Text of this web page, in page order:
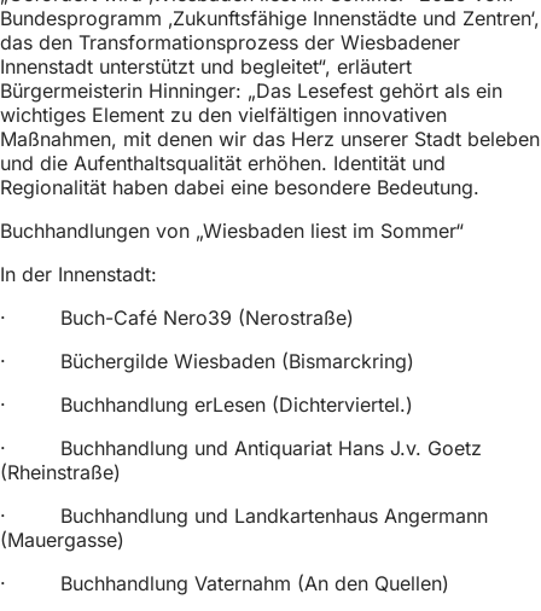
Bundesprogramm ‚Zukunftsfähige Innenstädte und Zentren‘,
das den Transformationsprozess der Wiesbadener
Innenstadt unterstützt und begleitet“, erläutert
Bürgermeisterin Hinninger: „Das Lesefest gehört als ein
wichtiges Element zu den vielfältigen innovativen
Maßnahmen, mit denen wir das Herz unserer Stadt beleben
und die Aufenthaltsqualität erhöhen. Identität und
Regionalität haben dabei eine besondere Bedeutung.
Buchhandlungen von „Wiesbaden liest im Sommer“
In der Innenstadt:
· Buch-Café Nero39 (Nerostraße)
· Büchergilde Wiesbaden (Bismarckring)
· Buchhandlung erLesen (Dichterviertel.)
· Buchhandlung und Antiquariat Hans J.v. Goetz
(Rheinstraße)
· Buchhandlung und Landkartenhaus Angermann
(Mauergasse)
· Buchhandlung Vaternahm (An den Quellen)